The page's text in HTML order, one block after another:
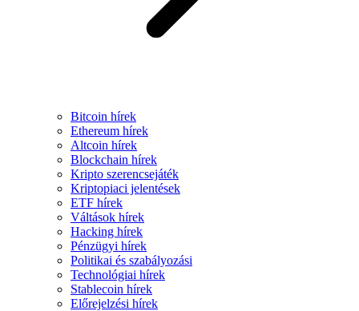
Bitcoin hírek
Ethereum hírek
Altcoin hírek
Blockchain hírek
Kripto szerencsejáték
Kriptopiaci jelentések
ETF hírek
Váltások hírek
Hacking hírek
Pénzügyi hírek
Politikai és szabályozási
Technológiai hírek
Stablecoin hírek
Előrejelzési hírek